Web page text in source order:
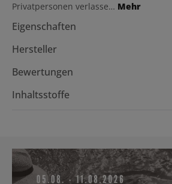
Privatpersonen verlasse… Mehr
Eigenschaften
Hersteller
Bewertungen
Inhaltsstoffe